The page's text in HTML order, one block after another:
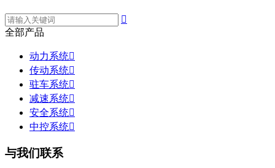

全部产品
动力系统
传动系统
驻车系统
减速系统
安全系统
中控系统
与我们联系